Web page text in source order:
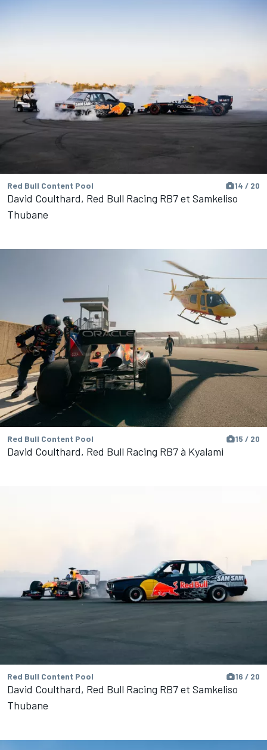
Red Bull Content Pool 14 / 20
David Coulthard, Red Bull Racing RB7 et Samkeliso
Thubane
Red Bull Content Pool 15 / 20
David Coulthard, Red Bull Racing RB7 à Kyalami
Red Bull Content Pool 16 / 20
David Coulthard, Red Bull Racing RB7 et Samkeliso
Thubane